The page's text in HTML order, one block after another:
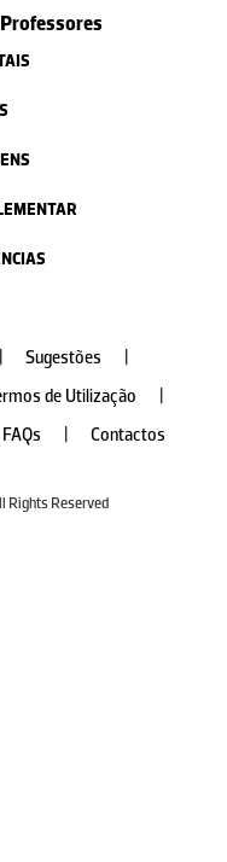
Sugestões
de Utilização
FAQs Contactos
Rights Reserved